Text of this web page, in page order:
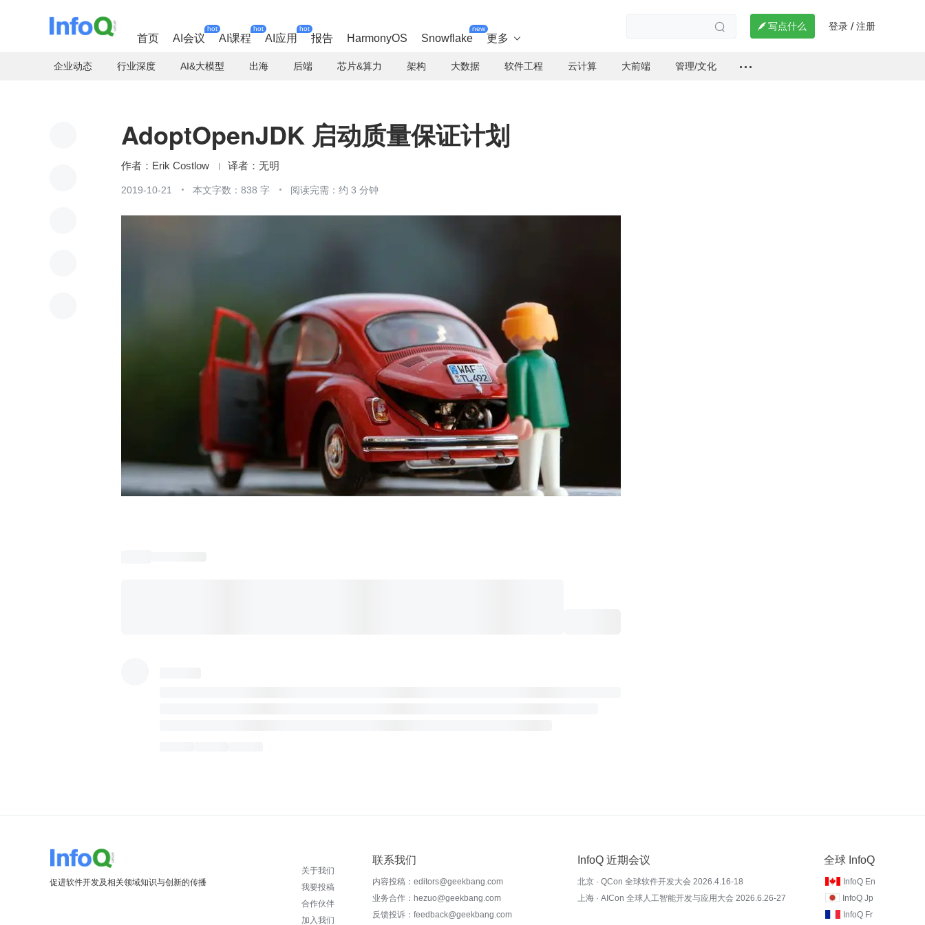
首页 AI会议
hot
AI课程
hot
AI应用
hot
报告 HarmonyOS Snowflake
new
更多 
  写点什么 登录 / 注册
企业动态 行业深度 AI&大模型 出海 后端 芯片&算力 架构 大数据 软件工程 云计算 大前端 管理/文化
AdoptOpenJDK 启动质量保证计划
Erik Costlow 无明
2019-10-21 本文字数：838 字 阅读完需：约 3 分钟
促进软件开发及相关领域知识与创新的传播
关于我们
我要投稿
合作伙伴
加入我们
联系我们
内容投稿：editors@geekbang.com
业务合作：hezuo@geekbang.com
反馈投诉：feedback@geekbang.com
InfoQ 近期会议
北京 · QCon 全球软件开发大会 2026.4.16-18
上海 · AICon 全球人工智能开发与应用大会 2026.6.26-27
全球 InfoQ
InfoQ En
InfoQ Jp
InfoQ Fr